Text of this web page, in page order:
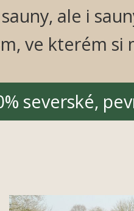
ale i
ve kterém
severské,